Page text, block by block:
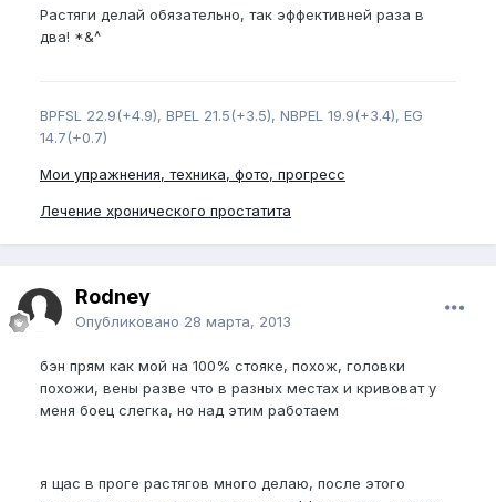
Растяги делай обязательно, так эффективней раза в
два! *&^
BPFSL 22.9(+4.9), BPEL 21.5(+3.5), NBPEL 19.9(+3.4), EG
14.7(+0.7)
Мои упражнения, техника, фото, прогресс
Лечение хронического простатита
Rodney
Опубликовано 28 марта, 2013
бэн прям как мой на 100% стояке, похож, головки
похожи, вены разве что в разных местах и кривоват у
меня боец слегка, но над этим работаем
я щас в проге растягов много делаю, после этого